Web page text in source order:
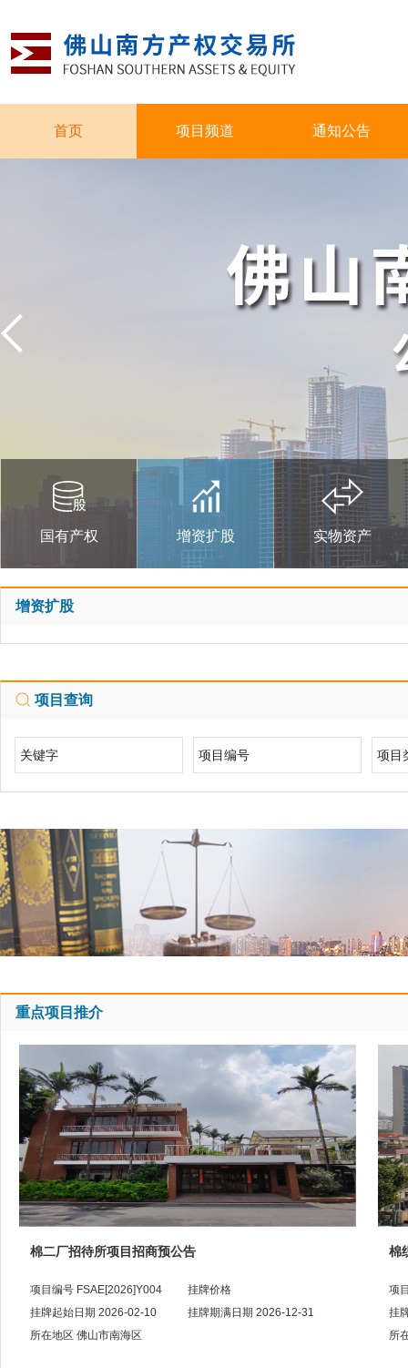
首页 项目频道 通知公告
国有产权 增资扩股 实物资产
增资扩股
项目查询
关键字 项目编号 项目
重点项目推介
棉织厂宿舍项目招商预公告
项目编号 FSAE[2026]Y005
挂牌价格
挂牌起始日期 2026-02-10
挂牌期满日期 2026-12-31
所在地区 佛山市南海区
平
项
挂
所